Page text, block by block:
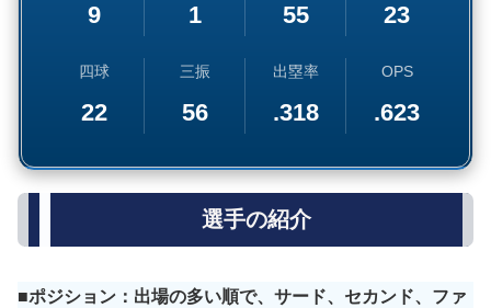
9 1 55 23
四球
22
三振
56
出塁率
.318
OPS
.623
選手の紹介
■ポジション：出場の多い順で、サード、セカンド、ファ